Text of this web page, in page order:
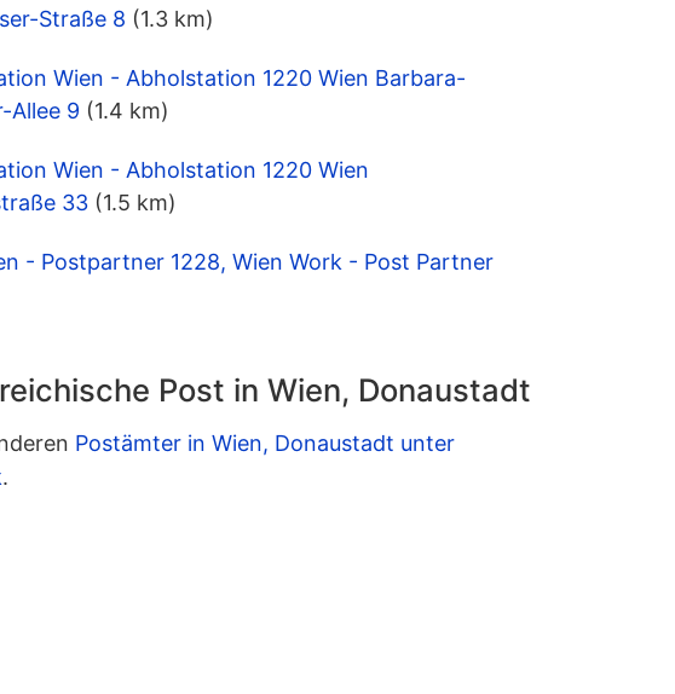
Straße 8 (1.3 km)
Wien - Abholstation 1220 Wien Barbara-
Allee 9 (1.4 km)
Wien - Abholstation 1220 Wien
33 (1.5 km)
- Postpartner 1228, Wien Work - Post Partner
Post in Wien, Donaustadt
Postämter in Wien, Donaustadt unter
.